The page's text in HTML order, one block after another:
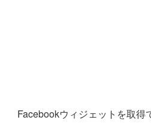
Facebookウィジェットを取得